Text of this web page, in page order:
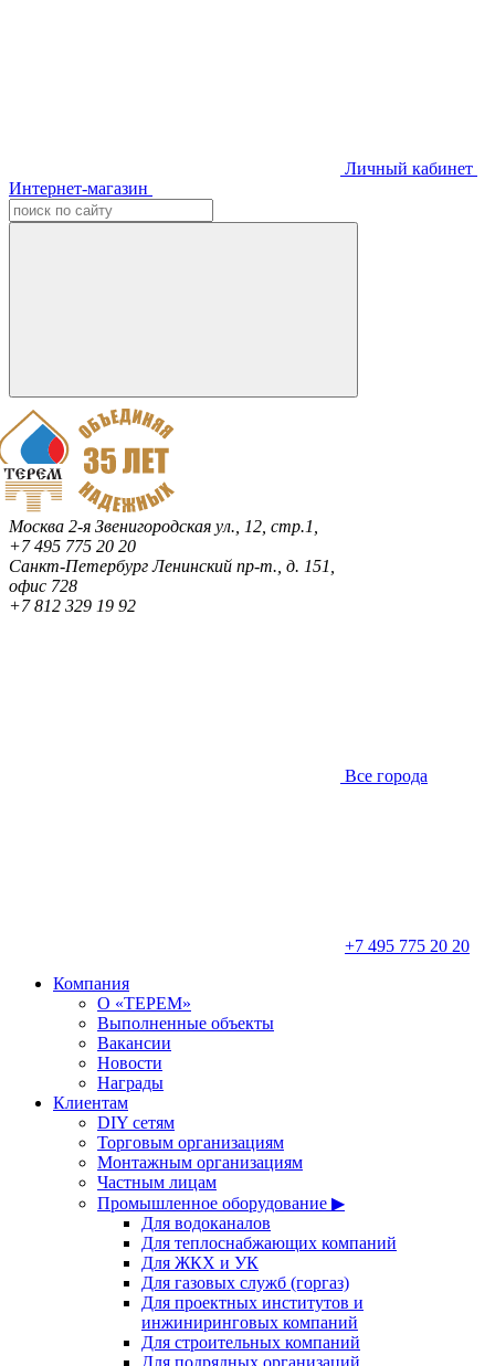
Личный кабинет
Интернет-магазин
Москва 2-я Звенигородская ул., 12, стр.1,
+7 495 775 20 20
Санкт-ПетербургЛенинский пр-т., д. 151,
офис 728
+7 812 329 19 92
Все города
+7 495 775 20 20
Компания
О «ТЕРЕМ»
Выполненные объекты
Вакансии
Новости
Награды
Клиентам
DIY сетям
Торговым организациям
Монтажным организациям
Частным лицам
Промышленное оборудование ▶
Для водоканалов
Для теплоснабжающих компаний
Для ЖКХ и УК
Для газовых служб (горгаз)
Для проектных институтов и
инжиниринговых компаний
Для строительных компаний
Для подрядных организаций